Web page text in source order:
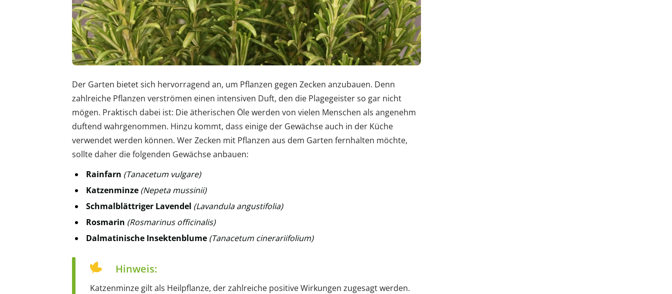
Der Garten bietet sich hervorragend an, um Pflanzen gegen Zecken anzubauen. Denn
zahlreiche Pflanzen verströmen einen intensiven Duft, den die Plagegeister so gar nicht
mögen. Praktisch dabei ist: Die ätherischen Öle werden von vielen Menschen als angenehm
duftend wahrgenommen. Hinzu kommt, dass einige der Gewächse auch in der Küche
verwendet werden können. Wer Zecken mit Pflanzen aus dem Garten fernhalten möchte,
sollte daher die folgenden Gewächse anbauen:
Rainfarn (Tanacetum vulgare)
Katzenminze (Nepeta mussinii)
Schmalblättriger Lavendel (Lavandula angustifolia)
Rosmarin (Rosmarinus officinalis)
Dalmatinische Insektenblume (Tanacetum cinerariifolium)
Hinweis:
Katzenminze gilt als Heilpflanze, der zahlreiche positive Wirkungen zugesagt werden.